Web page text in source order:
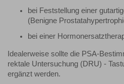
bei Feststellung einer
(Benigne
bei einer
Idealerweise sollte die PSA-
rektale Untersuchung (DRU) -
ergänzt werden.